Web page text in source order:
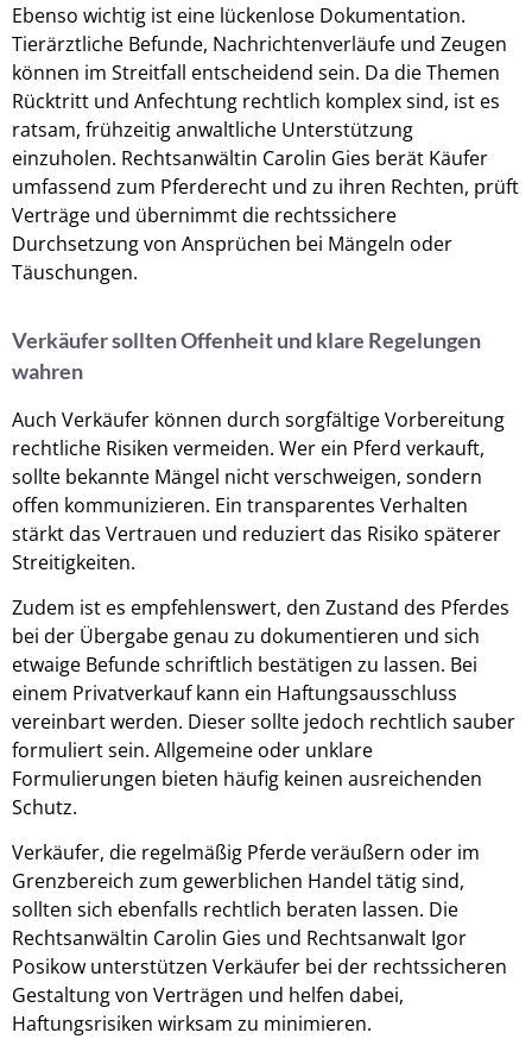
Ebenso wichtig ist eine lückenlose Dokumentation.
Tierärztliche Befunde, Nachrichtenverläufe und Zeugen
können im Streitfall entscheidend sein. Da die Themen
Rücktritt und Anfechtung rechtlich komplex sind, ist es
ratsam, frühzeitig anwaltliche Unterstützung
einzuholen. Rechtsanwältin Carolin Gies berät Käufer
umfassend zum Pferderecht und zu ihren Rechten, prüft
Verträge und übernimmt die rechtssichere
Durchsetzung von Ansprüchen bei Mängeln oder
Täuschungen.
Verkäufer sollten Offenheit und klare Regelungen
wahren
Auch Verkäufer können durch sorgfältige Vorbereitung
rechtliche Risiken vermeiden. Wer ein Pferd verkauft,
sollte bekannte Mängel nicht verschweigen, sondern
offen kommunizieren. Ein transparentes Verhalten
stärkt das Vertrauen und reduziert das Risiko späterer
Streitigkeiten.
Zudem ist es empfehlenswert, den Zustand des Pferdes
bei der Übergabe genau zu dokumentieren und sich
etwaige Befunde schriftlich bestätigen zu lassen. Bei
einem Privatverkauf kann ein Haftungsausschluss
vereinbart werden. Dieser sollte jedoch rechtlich sauber
formuliert sein. Allgemeine oder unklare
Formulierungen bieten häufig keinen ausreichenden
Schutz.
Verkäufer, die regelmäßig Pferde veräußern oder im
Grenzbereich zum gewerblichen Handel tätig sind,
sollten sich ebenfalls rechtlich beraten lassen. Die
Rechtsanwältin Carolin Gies und Rechtsanwalt Igor
Posikow unterstützen Verkäufer bei der rechtssicheren
Gestaltung von Verträgen und helfen dabei,
Haftungsrisiken wirksam zu minimieren.